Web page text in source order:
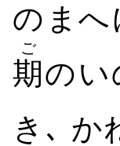
の​まへ​
期
ご
の​い
き､ か